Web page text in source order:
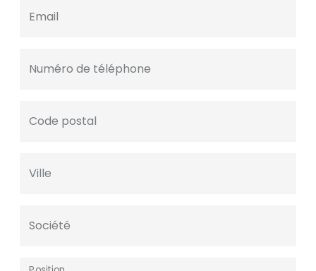
Email
Numéro de téléphone
Code postal
Ville
Société